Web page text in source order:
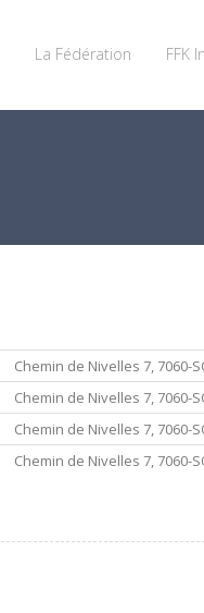
La Fédération FFK
Chemin de Nivelles 7, 7060-
Chemin de Nivelles 7, 7060-
Chemin de Nivelles 7, 7060-
Chemin de Nivelles 7, 7060-